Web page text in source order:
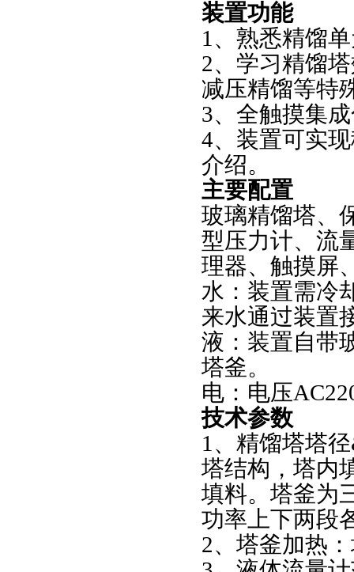
装置功能
1、熟悉精馏
2、学习精馏
减压精馏等特
3、全触摸集
4、装置可实
介绍。
主要配置
玻璃精馏塔、
型压力计、流
理器、触摸屏
水：装置需冷
来水通过装置
液：装置自带
塔釜。
电：电压
技术参数
1、精馏塔塔
塔结构，塔内
填料。塔釜为
功率上下两段
2、塔釜加热